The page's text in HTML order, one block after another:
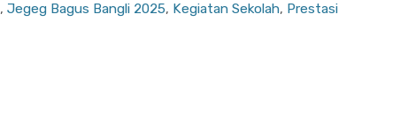
,Jegeg Bagus Bangli 2025, Kegiatan Sekolah, Prestasi